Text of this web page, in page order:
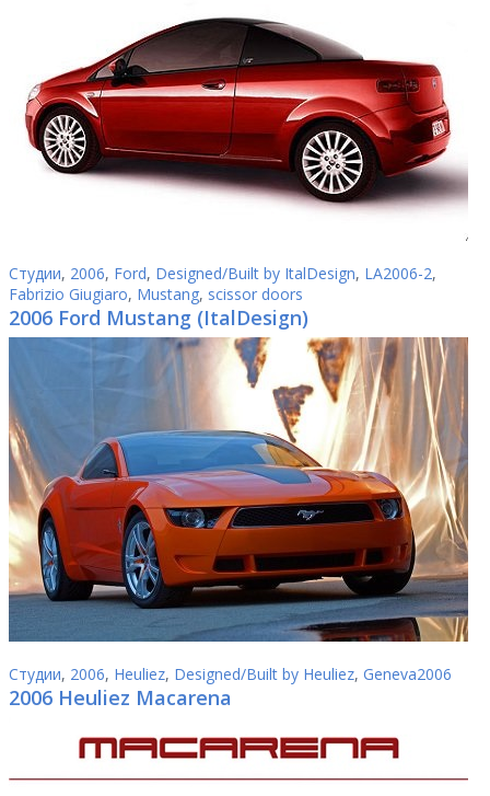
Студии, 2006, Ford, Designed/Built by ItalDesign, LA2006-2,
Fabrizio Giugiaro, Mustang, scissor doors
2006 Ford Mustang (ItalDesign)
Студии, 2006, Heuliez, Designed/Built by Heuliez, Geneva2006
2006 Heuliez Macarena